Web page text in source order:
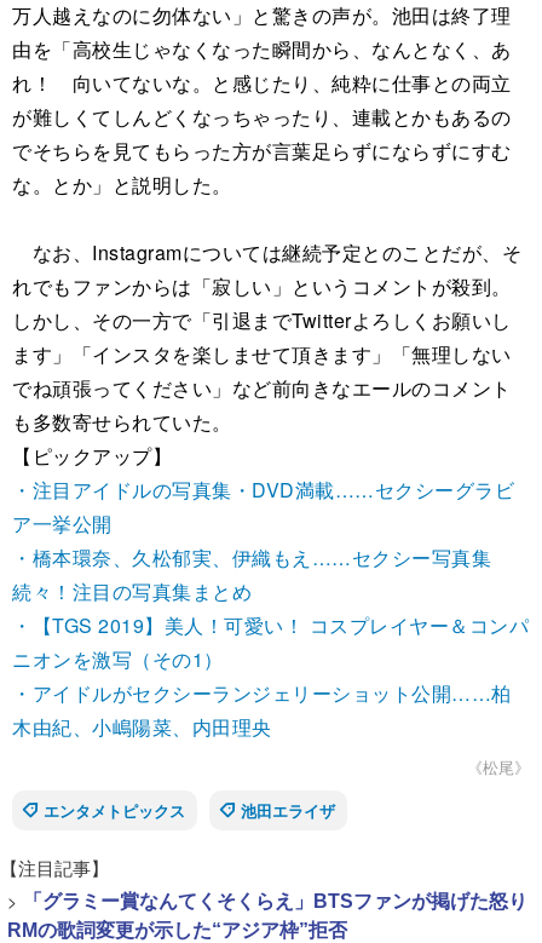
万人越えなのに勿体ない」と驚きの声が。池田は終了理
由を「高校生じゃなくなった瞬間から、なんとなく、あ
れ！ 向いてないな。と感じたり、純粋に仕事との両立
が難しくてしんどくなっちゃったり、連載とかもあるの
でそちらを見てもらった方が言葉足らずにならずにすむ
な。とか」と説明した。
なお、Instagramについては継続予定とのことだが、そ
れでもファンからは「寂しい」というコメントが殺到。
しかし、その一方で「引退までTwitterよろしくお願いし
ます」「インスタを楽しませて頂きます」「無理しない
でね頑張ってください」など前向きなエールのコメント
も多数寄せられていた。
【ピックアップ】
・注目アイドルの写真集・DVD満載……セクシーグラビ
ア一挙公開
・橋本環奈、久松郁実、伊織もえ……セクシー写真集
続々！注目の写真集まとめ
・【TGS 2019】美人！可愛い！ コスプレイヤー＆コンパ
ニオンを激写（その1）
・アイドルがセクシーランジェリーショット公開……柏
木由紀、小嶋陽菜、内田理央
《松尾》
エンタメトピックス
池田エライザ
【注目記事】
>
「グラミー賞なんてくそくらえ」BTSファンが掲げた怒り
RMの歌詞変更が示した“アジア枠”拒否